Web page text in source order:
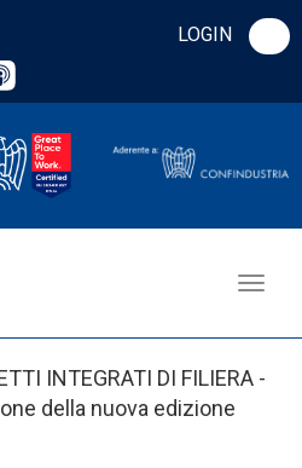
LOGIN
INTEGRATI DI FILIERA -
della nuova edizione